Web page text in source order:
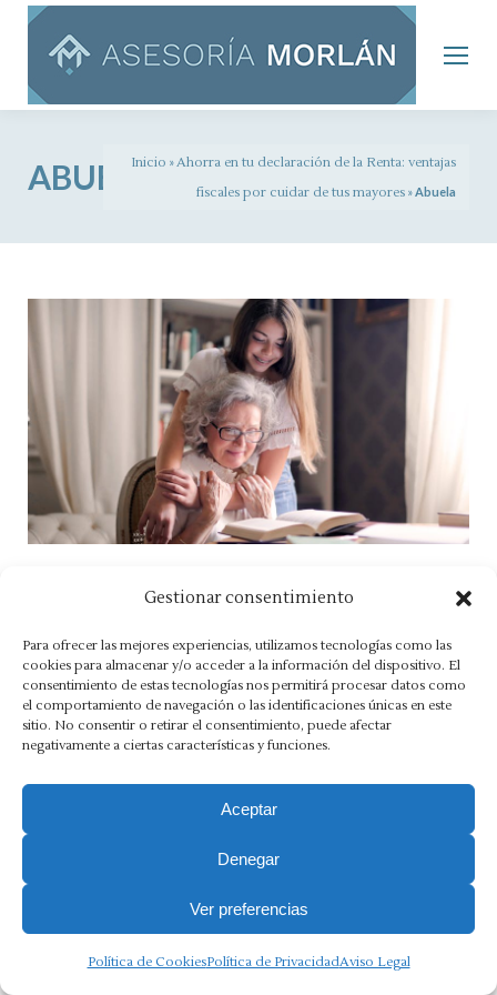
Gestionar consentimiento
Para ofrecer las mejores experiencias, utilizamos tecnologías como las
cookies para almacenar y/o acceder a la información del dispositivo. El
consentimiento de estas tecnologías nos permitirá procesar datos como
el comportamiento de navegación o las identificaciones únicas en este
sitio. No consentir o retirar el consentimiento, puede afectar
negativamente a ciertas características y funciones.
Aceptar
Denegar
Ver preferencias
Política de CookiesPolítica de PrivacidadAviso Legal
ABUELA
Inicio »Ahorra en tu declaración de la Renta: ventajas
fiscales por cuidar de tus mayores » Abuela
Aviso Legal·Política de Privacidad·Política de Cookies·
Canal Ético
Copyright 2025 Ⓒ Asesoria Morlán. Todos los derechos
reservados.